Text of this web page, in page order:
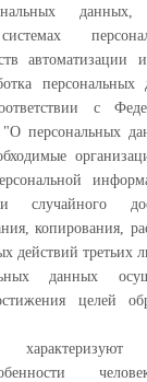
автоматизации
персональных
с
персональных
случайного
копирования,
действий третьих
данных
целей
характеризуют